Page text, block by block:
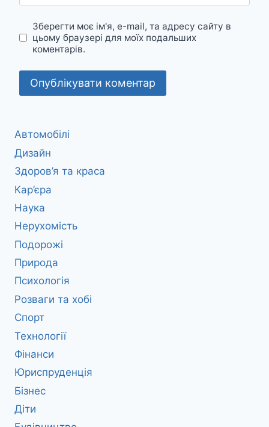
Зберегти моє ім'я, e-mail, та адресу сайту в
цьому браузері для моїх подальших
коментарів.
Автомобілі
Дизайн
Здоров’я та краса
Кар’єра
Наука
Нерухомість
Подорожі
Природа
Психологія
Розваги та хобі
Спорт
Технології
Фінанси
Юриспруденція
Бізнес
Діти